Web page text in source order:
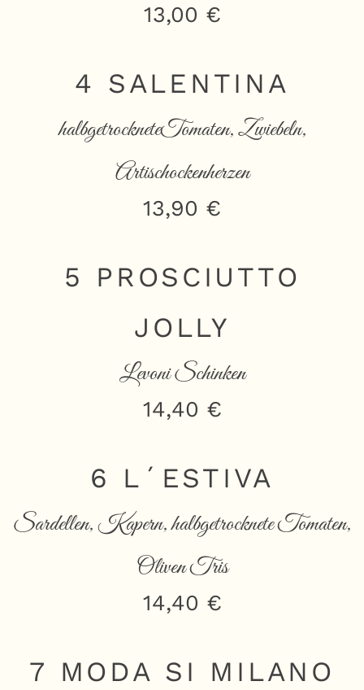
13,00 €
4 SALENTINA
halbgetrockneteTomaten, Zwiebeln,
Artischockenherzen
13,90 €
5 PROSCIUTTO
JOLLY
Levoni Schinken
14,40 €
6 L´ESTIVA
Sardellen, Kapern, halbgetrocknete Tomaten,
Oliven Tris
14,40 €
7 MODA SI MILANO